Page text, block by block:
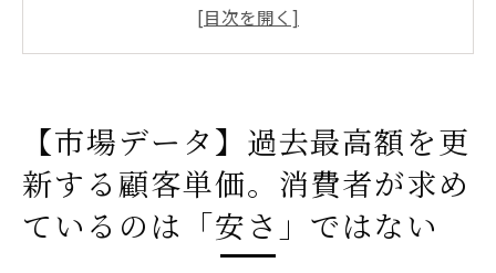
高収入を叶える美容室選びのポイント
安さ競争から脱却するための生産性向上策
還元率の高さに潜む罠。業務委託やシェアサロ
ンが抱える「3つの自己責任リスク」
業務委託美容師が直面するリスク比較表
【市場データ】過去最高額を更
新する顧客単価。消費者が求め
ているのは「安さ」ではない